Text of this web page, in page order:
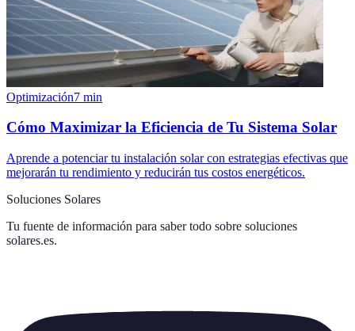
Optimización7 min
Cómo Maximizar la Eficiencia de Tu Sistema Solar
Aprende a potenciar tu instalación solar con estrategias efectivas que
mejorarán tu rendimiento y reducirán tus costos energéticos.
Soluciones Solares
Tu fuente de información para saber todo sobre soluciones
solares.es.